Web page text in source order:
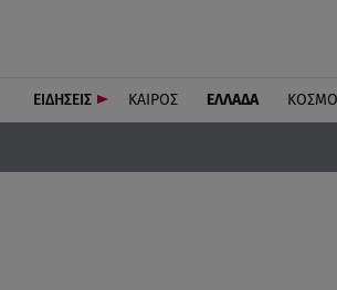
ΕΙΔΗΣΕΙΣ ΚΑΙΡΟΣ ΕΛΛΑΔΑ